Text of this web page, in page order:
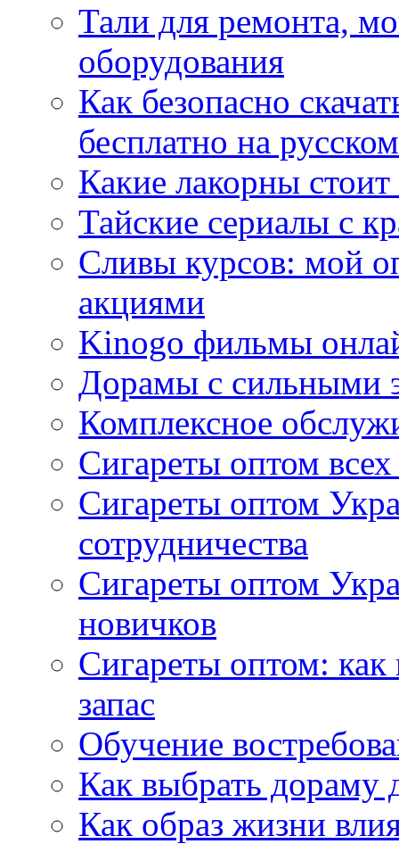
Тали для ремонта,
оборудования
Как безопасно
бесплатно на
Какие лакорны
Тайские сериалы с
Сливы курсов: мой
акциями
Kinogo фильмы
Дорамы с сильными
Комплексное
Сигареты оптом
Сигареты оптом
сотрудничества
Сигареты оптом
новичков
Сигареты оптом:
запас
Обучение
Как выбрать дораму
Как образ жизни